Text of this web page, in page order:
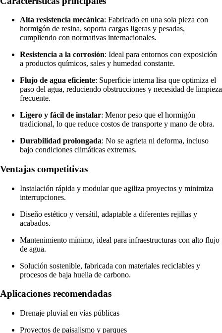
Alta resistencia mecánica: Fabricado en una sola pieza con
hormigón de resina, soporta cargas ligeras y pesadas,
cumpliendo con normativas internacionales.
Resistencia a la corrosión: Ideal para entornos con exposición
a productos químicos, sales y humedad constante.
Flujo de agua eficiente: Superficie interna lisa que optimiza el
paso del agua, reduciendo obstrucciones y necesidad de limpieza
frecuente.
Ligero y fácil de instalar: Menor peso que el hormigón
tradicional, lo que reduce costos de transporte y mano de obra.
Durabilidad prolongada: No se agrieta ni deforma, incluso
bajo condiciones climáticas extremas.
Ventajas competitivas
Instalación rápida y modular que agiliza proyectos y minimiza
interrupciones.
Diseño estético y versátil, adaptable a diferentes rejillas y
acabados.
Mantenimiento mínimo, ideal para infraestructuras con alto flujo
de agua.
Solución sostenible, fabricada con materiales reciclables y
procesos de baja huella de carbono.
Aplicaciones recomendadas
Drenaje pluvial en vías públicas
Proyectos de paisajismo y parques